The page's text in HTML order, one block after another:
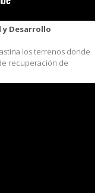
y Desarrollo
los terrenos donde
recuperación de